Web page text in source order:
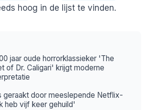
hoog in de lijst te vinden.
jaar oude horrorklassieker 'The
of Dr. Caligari' krijgt moderne
geraakt door meeslepende Netflix-
heb vijf keer gehuild'